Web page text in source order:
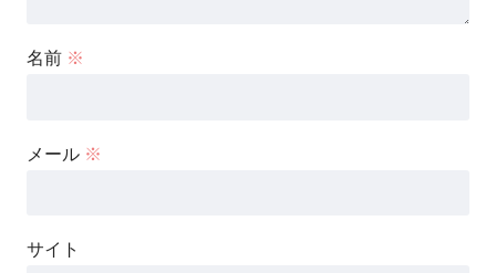
名前 ※
メール ※
サイト